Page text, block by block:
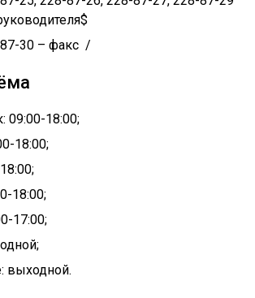
30 – факс /
09:00-18:00;
18:00;
18:00;
17:00;
выходной.